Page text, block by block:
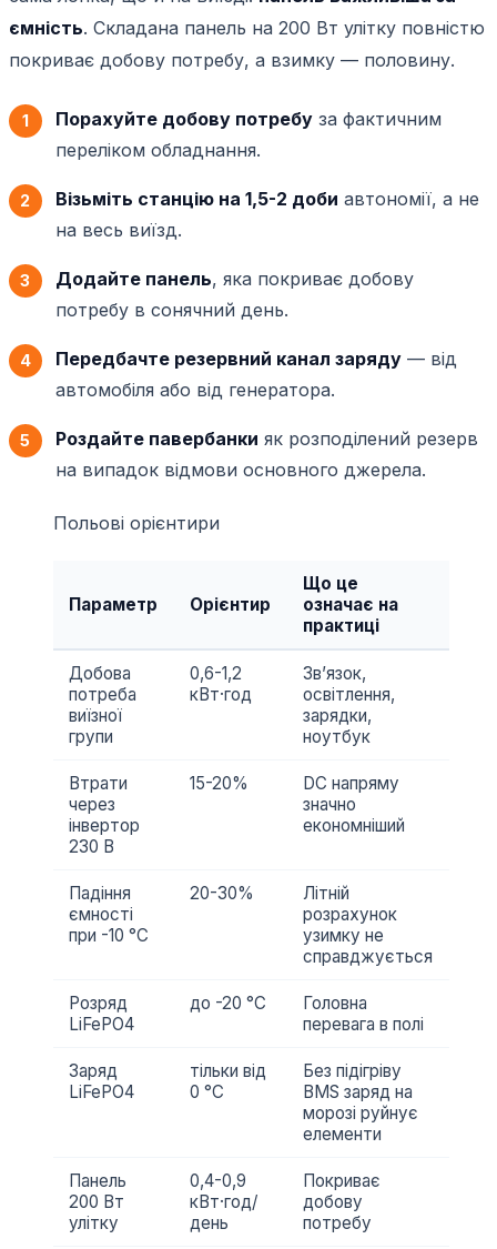
ємність. Складана панель на 200 Вт улітку повністю
покриває добову потребу, а взимку — половину.
Порахуйте добову потребуза фактичним
переліком обладнання.
Візьміть станцію на 1,5-2 доби автономії, а не
на весь виїзд.
Додайте панель, яка покриває добову
потребу в сонячний день.
Передбачте резервний канал заряду— від
автомобіля або від генератора.
Роздайте павербанки як розподілений резерв
на випадок відмови основного джерела.
Польові орієнтири
Параметр Орієнтир
Що це
означає на
практиці
Добова
потреба
виїзної
групи
0,6-1,2
кВт·год
Звʼязок,
освітлення,
зарядки,
ноутбук
Втрати
через
інвертор
230 В
15-20%
DC напряму
значно
економніший
Падіння
ємності
при -10 °C
20-30%
Літній
розрахунок
узимку не
справджується
Розряд
LiFePO4
до -20 °C
Головна
перевага в полі
Заряд
LiFePO4
тільки від
0 °C
Без підігріву
BMS заряд на
морозі руйнує
елементи
Панель
200 Вт
улітку
0,4-0,9
кВт·год/
день
Покриває
добову
потребу